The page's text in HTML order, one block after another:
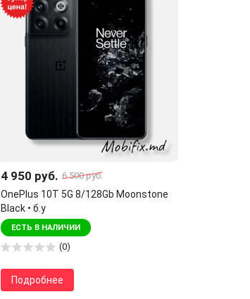
4 950 руб. 6 500 руб.
OnePlus 10T 5G 8/128Gb Moonstone
Black • б.у
ЕСТЬ В НАЛИЧИИ
(0)
Подробнее